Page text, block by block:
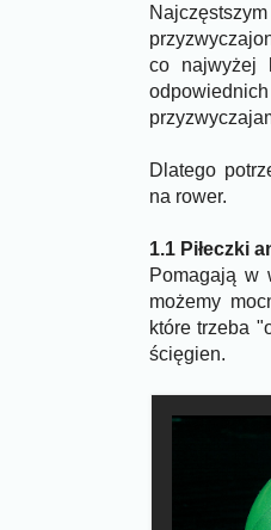
co najwyżej
Dlatego
na rower.
1.1 Piłeczki
Pomagają w
możemy
które trzeba
ścięgien.